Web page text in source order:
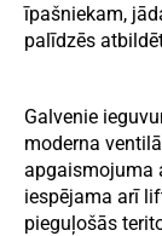
īpašniekam,
palīdzēs
Galvenie
moderna
apgaismojuma
iespējama arī
pieguļošās